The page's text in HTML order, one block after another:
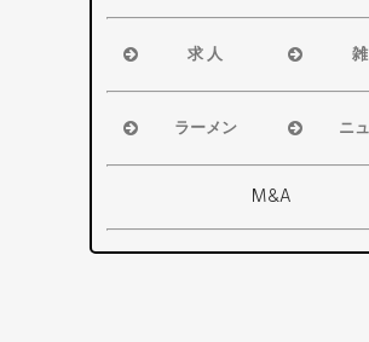
掛川市
その他エリ
ア
浜
磐田
そ
求 人
浜松市
磐田市
ア
浜
磐
ラーメン
浜松市
袋井市
掛川市
ニ
浜松
袋井
M&A